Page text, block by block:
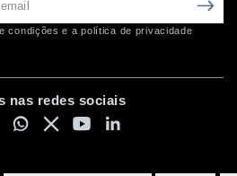
condições e a política de privacidade
nas redes sociais